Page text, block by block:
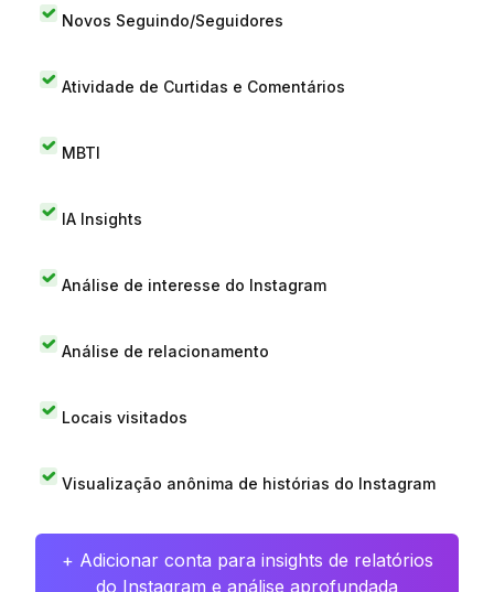
Novos Seguindo/Seguidores
Atividade de Curtidas e Comentários
MBTI
IA Insights
Análise de interesse do Instagram
Análise de relacionamento
Locais visitados
Visualização anônima de histórias do Instagram
+ Adicionar conta para insights de relatórios
do Instagram e análise aprofundada